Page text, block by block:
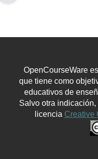
OpenCourseWare
que tiene como
educativos de
Salvo otra
licencia Creative